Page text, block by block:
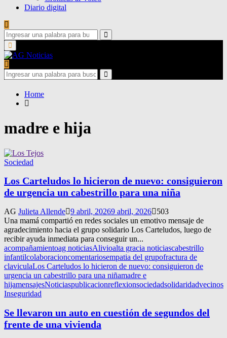
Diario digital
Search
for:
Search
Primary
Menu
Search
for:
Search
Home
madre e hija
Sociedad
Los Carteludos lo hicieron de nuevo: consiguieron
de urgencia un cabestrillo para una niña
AG Julieta Allende 9 abril, 20269 abril, 2026
503
Una mamá compartió en redes sociales un emotivo mensaje de
agradecimiento hacia el grupo solidario Los Carteludos, luego de
recibir ayuda inmediata para conseguir un...
acompañamientoag noticiasAlivioalta gracia noticiascabestrillo
infantilcolaboracioncomentariosempatia del grupofractura de
claviculaLos Carteludos lo hicieron de nuevo: consiguieron de
urgencia un cabestrillo para una niñamadre e
hijamensajesNoticiaspublicacionreflexionsociedadsolidaridadvecinos
Inseguridad
Se llevaron un auto en cuestión de segundos del
frente de una vivienda